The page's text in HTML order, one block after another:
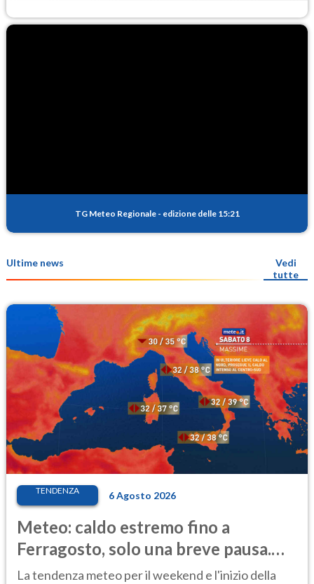
TG Meteo Regionale - edizione delle 15:21
Ultime news
Vedi
tutte
TENDENZA 6 Agosto 2026
Meteo: caldo estremo fino a
Ferragosto, solo una breve pausa.
Ecco dove
La tendenza meteo per il weekend e l'inizio della